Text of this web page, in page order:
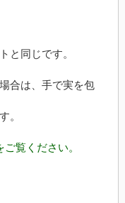
と同じです。
合は、手で実を包
。
覧ください。